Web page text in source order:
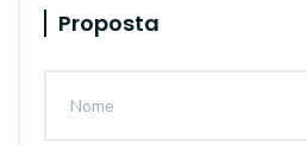
Proposta